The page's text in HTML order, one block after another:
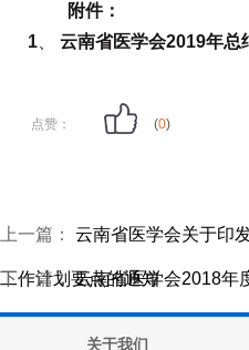
附件：
1
云南省医学会2019年
点赞： (0)
上一篇： 云南省医学会关于印
工作计划要点的通知
下一篇： 云南省医学会2018年
关于我们